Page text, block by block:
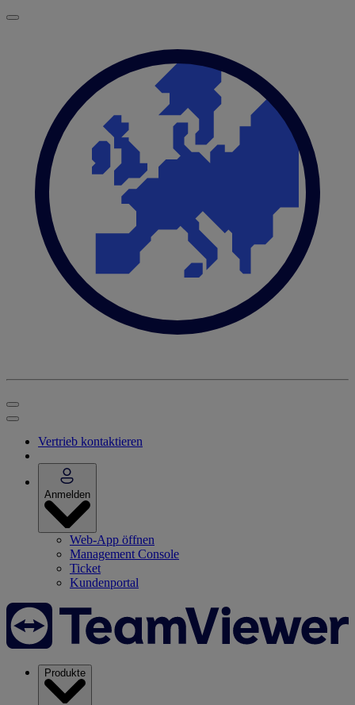
Vertrieb kontaktieren
Anmelden
Web-App öffnen
Management Console
Ticket
Kundenportal
Produkte